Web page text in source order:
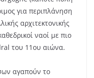
για περιπλάνηση
αρχιτεκτονικής
ναοί με πιο
του 11ου αιώνα.
αγαπούν το